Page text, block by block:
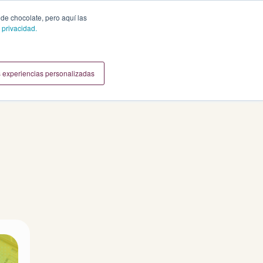
chocolate, pero aquí las
experiencias personalizadas